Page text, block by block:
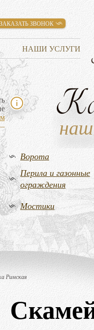
ЗАКАЗАТЬ ЗВОНОК
НАШИ УСЛУГИ
Ворота
Перила и газонные
ограждения
Мостики
Римская